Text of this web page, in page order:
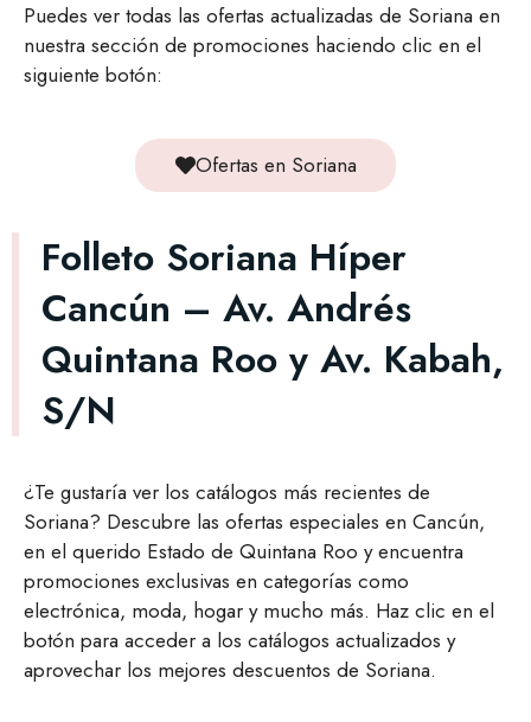
Puedes ver todas las ofertas actualizadas de Soriana en
nuestra sección de promociones haciendo clic en el
siguiente botón:
Ofertas en Soriana
Folleto Soriana Híper
Cancún – Av. Andrés
Quintana Roo y Av. Kabah,
S/N
¿Te gustaría ver los catálogos más recientes de
Soriana? Descubre las ofertas especiales en Cancún,
en el querido Estado de Quintana Roo y encuentra
promociones exclusivas en categorías como
electrónica, moda, hogar y mucho más. Haz clic en el
botón para acceder a los catálogos actualizados y
aprovechar los mejores descuentos de Soriana.